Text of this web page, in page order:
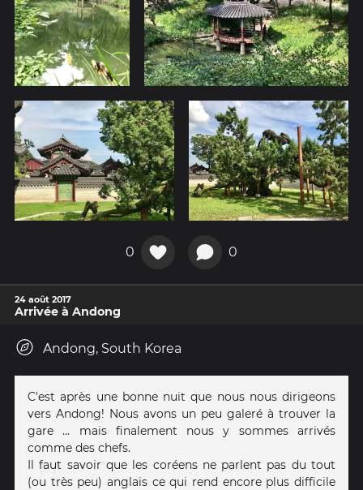
0 0
24 août 2017
Arrivée à Andong
Andong, South Korea
C'est après une bonne nuit que nous nous dirigeons
vers Andong! Nous avons un peu galeré à trouver la
gare ... mais finalement nous y sommes arrivés
comme des chefs.
Il faut savoir que les coréens ne parlent pas du tout
(ou très peu) anglais ce qui rend encore plus difficile